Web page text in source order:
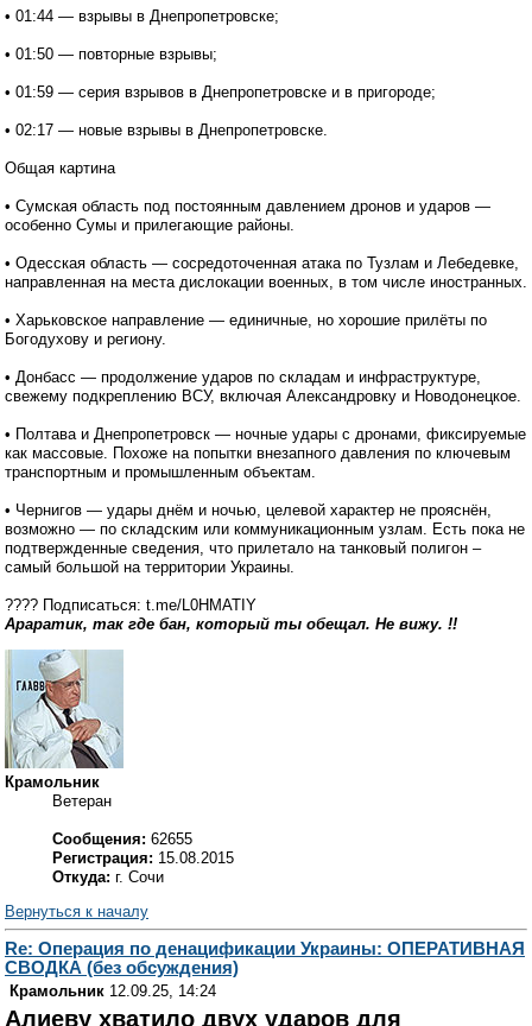
• 01:44 — взрывы в Днепропетровске;
• 01:50 — повторные взрывы;
• 01:59 — серия взрывов в Днепропетровске и в пригороде;
• 02:17 — новые взрывы в Днепропетровске.
Общая картина
• Сумская область под постоянным давлением дронов и ударов —
особенно Сумы и прилегающие районы.
• Одесская область — сосредоточенная атака по Тузлам и Лебедевке,
направленная на места дислокации военных, в том числе иностранных.
• Харьковское направление — единичные, но хорошие прилёты по
Богодухову и региону.
• Донбасс — продолжение ударов по складам и инфраструктуре,
свежему подкреплению ВСУ, включая Александровку и Новодонецкое.
• Полтава и Днепропетровск — ночные удары с дронами, фиксируемые
как массовые. Похоже на попытки внезапного давления по ключевым
транспортным и промышленным объектам.
• Чернигов — удары днём и ночью, целевой характер не прояснён,
возможно — по складским или коммуникационным узлам. Есть пока не
подтвержденные сведения, что прилетало на танковый полигон –
самый большой на территории Украины.
???? Подписаться: t.me/L0HMATIY
Араратик, так где бан, который ты обещал. Не вижу. !!
Крамольник
Ветеран
Сообщения: 62655
Регистрация: 15.08.2015
Откуда: г. Сочи
Вернуться к началу
Re: Операция по денацификации Украины: ОПЕРАТИВНАЯ
СВОДКА (без обсуждения)
Крамольник 12.09.25, 14:24
Алиеву хватило двух ударов для